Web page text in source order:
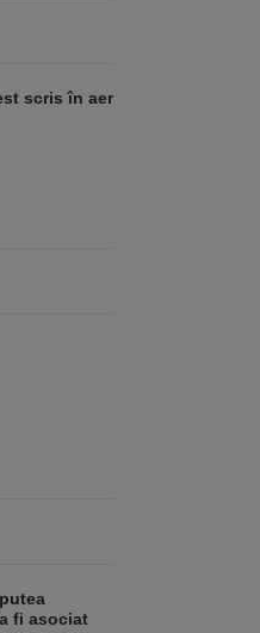
scris în aer
fi asociat